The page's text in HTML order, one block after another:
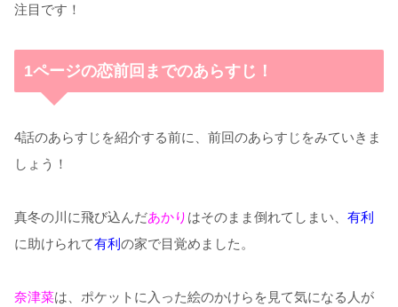
注目です！
1ページの恋前回までのあらすじ！
4話のあらすじを紹介する前に、前回のあらすじをみていきま
しょう！
真冬の川に飛び込んだあかり はそのまま倒れてしまい、 有利
に助けられて有利 の家で目覚めました。
奈津菜は、ポケットに入った絵のかけらを見て気になる人が